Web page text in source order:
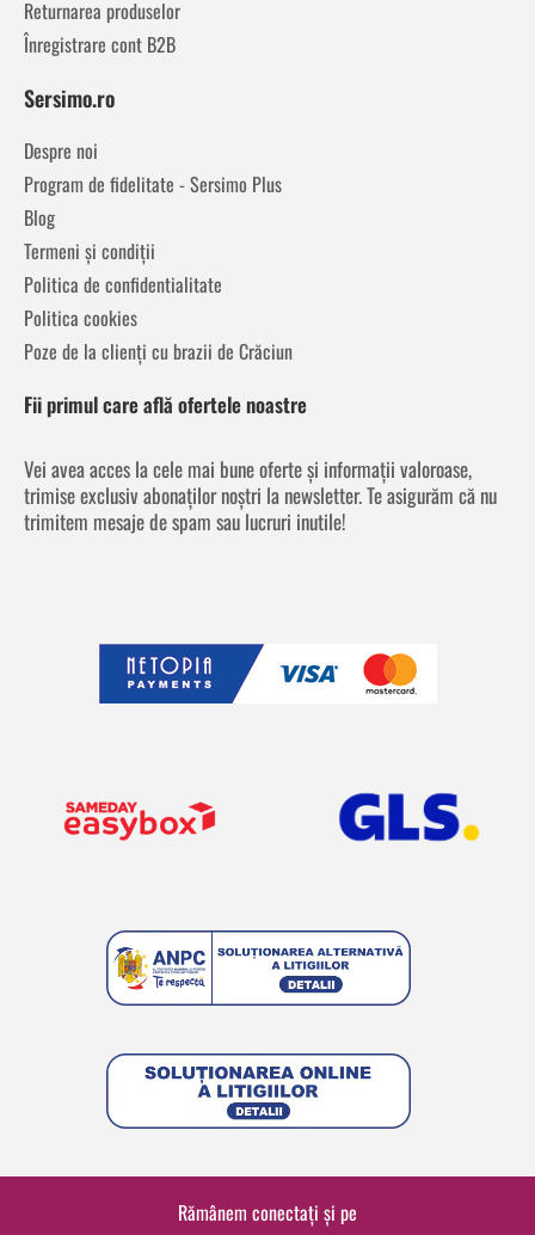
Returnarea produselor
Înregistrare cont B2B
Sersimo.ro
Despre noi
Program de fidelitate - Sersimo Plus
Blog
Termeni și condiții
Politica de confidentialitate
Politica cookies
Poze de la clienți cu brazii de Crăciun
Fii primul care află ofertele noastre
Vei avea acces la cele mai bune oferte și informații valoroase,
trimise exclusiv abonaților noștri la newsletter. Te asigurăm că nu
trimitem mesaje de spam sau lucruri inutile!
Rămânem conectați și pe